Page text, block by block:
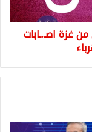
غزة اصـ.ـابات